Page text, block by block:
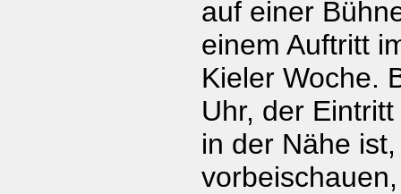
auf einer
einem Auftritt
Kieler Woche.
Uhr, der
in der Nähe